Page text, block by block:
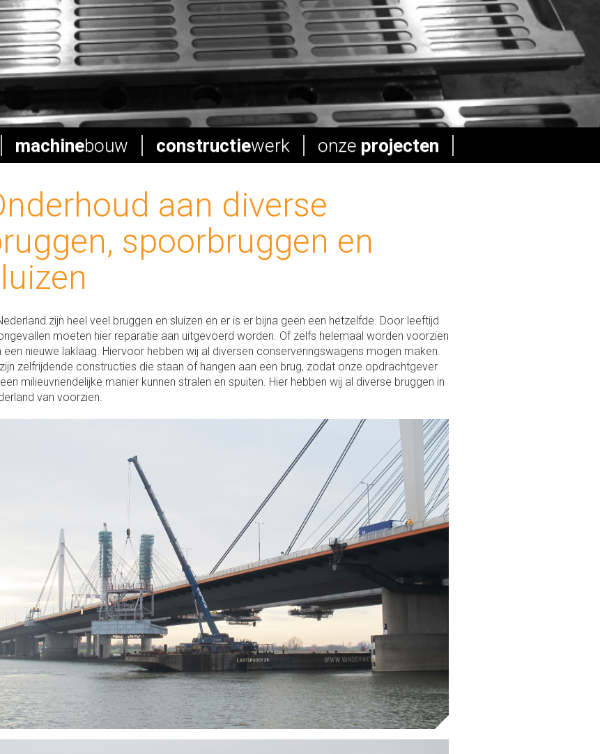
machinebouw constructiewerk onze projecten
aan diverse
spoorbruggen en
zijn heel veel bruggen en sluizen en er is er bijna geen een hetzelfde. Door leeftijd
moeten hier reparatie aan uitgevoerd worden. Of zelfs helemaal worden voorzien
een nieuwe laklaag. Hiervoor hebben wij al diversen conserveringswagens mogen maken.
zelfrijdende constructies die staan of hangen aan een brug, zodat onze opdrachtgever
milieuvriendelijke manier kunnen stralen en spuiten. Hier hebben wij al diverse bruggen in
van voorzien.